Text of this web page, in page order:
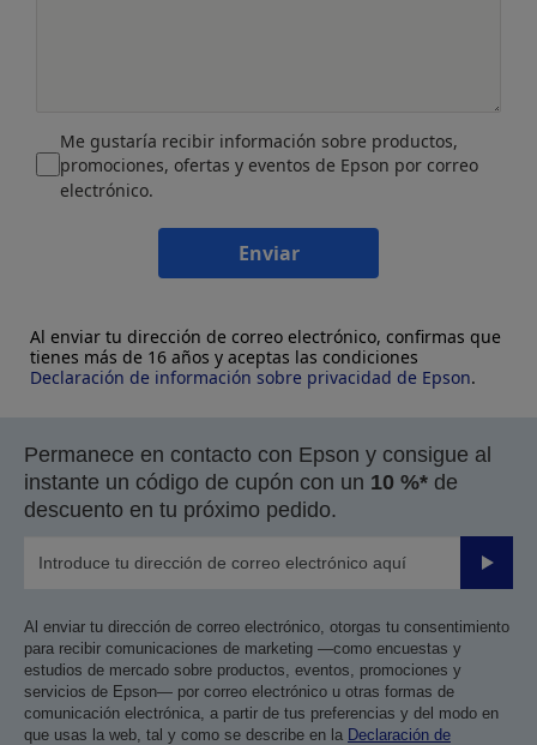
Me gustaría recibir información sobre productos,
promociones, ofertas y eventos de Epson por correo
electrónico.
Enviar
Al enviar tu dirección de correo electrónico, confirmas que
tienes más de 16 años y aceptas las condiciones
Declaración de información sobre privacidad de Epson.
Permanece en contacto con Epson y consigue al
instante un código de cupón con un 10 %* de
descuento en tu próximo pedido.
Enviar
Al enviar tu dirección de correo electrónico, otorgas tu consentimiento
para recibir comunicaciones de marketing —como encuestas y
estudios de mercado sobre productos, eventos, promociones y
servicios de Epson— por correo electrónico u otras formas de
comunicación electrónica, a partir de tus preferencias y del modo en
que usas la web, tal y como se describe en la Declaración de